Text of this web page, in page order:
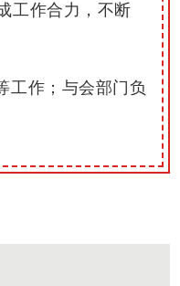
工作合力，不断
工作；与会部门负